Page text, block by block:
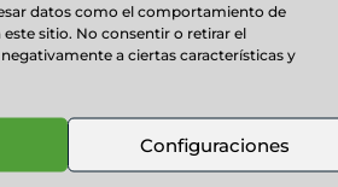
datos como el comportamiento de
sitio. No consentir o retirar el
a ciertas características y
Configuraciones